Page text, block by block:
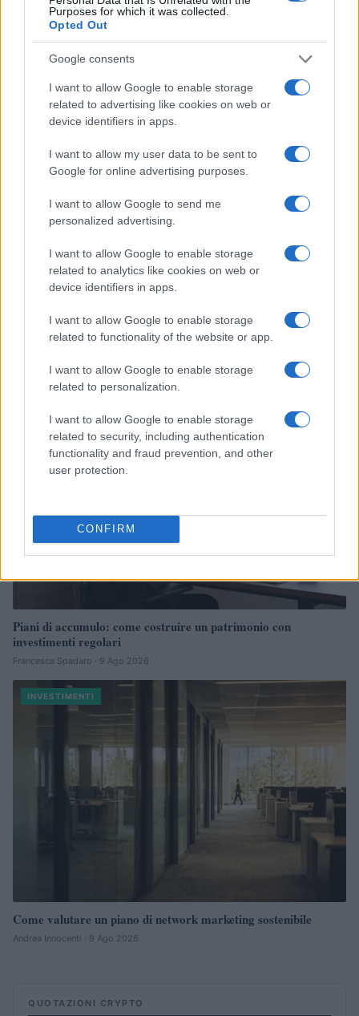
Purposes for which it was collected.
Opted Out
Google consents
I want to allow Google to enable storage
related to advertising like cookies on web or
device identifiers in apps.
I want to allow my user data to be sent to
Google for online advertising purposes.
I want to allow Google to send me
personalized advertising.
I want to allow Google to enable storage
related to analytics like cookies on web or
device identifiers in apps.
I want to allow Google to enable storage
related to functionality of the website or app.
I want to allow Google to enable storage
related to personalization.
I want to allow Google to enable storage
related to security, including authentication
functionality and fraud prevention, and other
user protection.
CONFIRM
Continua a leggere
INVESTIMENTI
448 milioni per la transizione digitale ed ecologica delle Pmi
Francesca Galli · 9 Ago 2026
Piani di accumulo: come costruire un patrimonio con
investimenti regolari
Francesca Spadaro · 9 Ago 2026
INVESTIMENTI
Come valutare un piano di network marketing sostenibile
Andrea Innocenti · 9 Ago 2026
QUOTAZIONI CRYPTO